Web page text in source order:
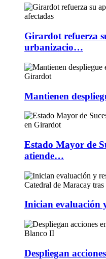
Girardot refuerza
urbanizacio…
Mantienen
Estado Mayor de
atiende…
Inician evaluación
Despliegan